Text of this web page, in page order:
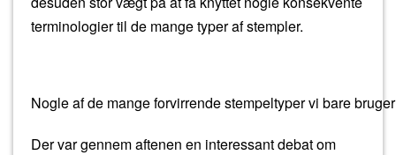
terminologier til de mange typer af stempler.
Nogle af de mange forvirrende stempeltyper vi bare
Der var gennem aftenen en interessant debat om